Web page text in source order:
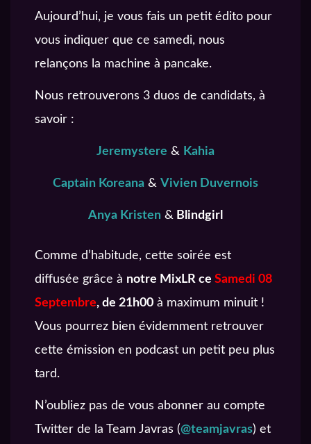
Aujourd’hui, je vous fais un petit édito pour
vous indiquer que ce samedi, nous
relançons la machine à pancake.
Nous retrouverons 3 duos de candidats, à
savoir :
Jeremystere & Kahia
Captain Koreana & Vivien Duvernois
Anya Kristen & Blindgirl
Comme d’habitude, cette soirée est
diffusée grâce à notre MixLR ce Samedi 08
Septembre, de 21h00 à maximum minuit !
Vous pourrez bien évidemment retrouver
cette émission en podcast un petit peu plus
tard.
N’oubliez pas de vous abonner au compte
Twitter de la Team Javras (@teamjavras) et